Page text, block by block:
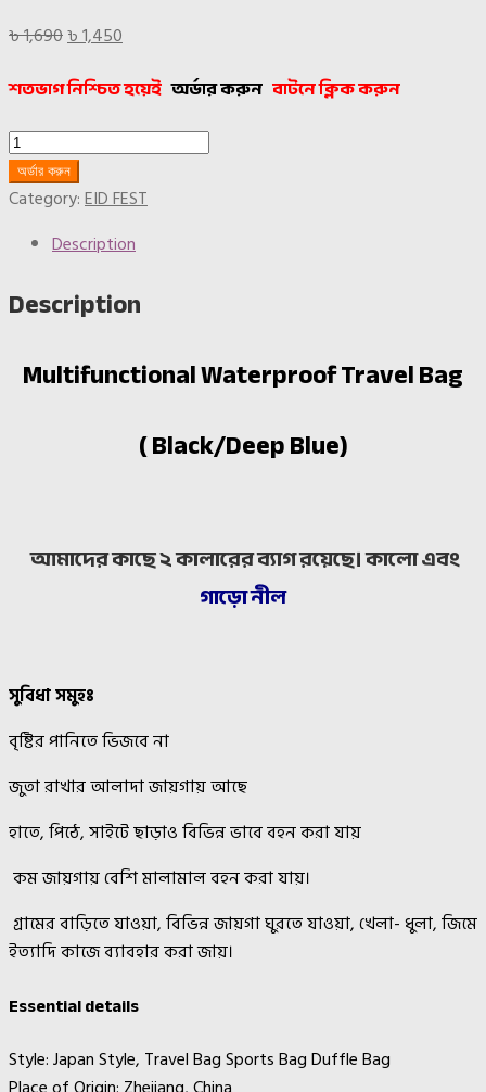
৳1,690Original
was:
৳1,450
is:
শতভাগ নিশ্চিত হয়েই অর্ডার করুন বাটনে ক্লিক করুন
Eid
Fest-
Multifunctional
Travel
Black
অর্ডার করুন
Category:EID FEST
Description
Description
Multifunctional Waterproof Travel Bag
( Black/Deep Blue)
আমাদের কাছে ২ কালারের ব্যাগ রয়েছে। কালো এবং
গাড়ো নীল
সুবিধা সমুহঃ
বৃষ্টির পানিতে ভিজবে না
জুতা রাখার আলাদা জায়গায় আছে
হাতে, পিঠে, সাইটে ছাড়াও বিভিন্ন ভাবে বহন করা যায়
কম জায়গায় বেশি মালামাল বহন করা যায়।
গ্রামের বাড়িতে যাওয়া, বিভিন্ন জায়গা ঘুরতে যাওয়া, খেলা- ধুলা, জিমে
ইত্যাদি কাজে ব্যাবহার করা জায়।
Essential details
Style:Japan Style, Travel Bag Sports Bag Duffle Bag